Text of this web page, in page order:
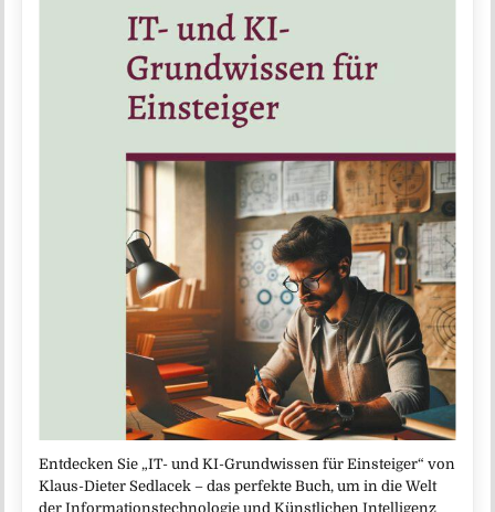
Entdecken Sie „IT- und KI-Grundwissen für Einsteiger“ von
Klaus-Dieter Sedlacek – das perfekte Buch, um in die Welt
der Informationstechnologie und Künstlichen Intelligenz